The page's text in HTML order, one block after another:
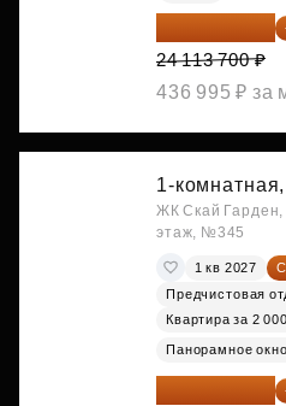
20 014 371 ₽
24 113 700 ₽
436 995 ₽ за
1-комнатная,
ЖК Скай Гарден,
этаж, №345
1 кв 2027
Предчистовая
Квартира за 2
Панорамное
20 084 340 ₽